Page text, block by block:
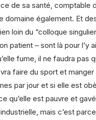
de sa santé, comptable
domaine également. Et
loin du “colloque
patient – sont là pour l’y
fume, il ne faudra pas
faire du sport et manger
par jour et si elle est
qu’elle est pauvre et
mais c’est parce